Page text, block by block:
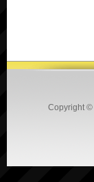
Copyright ©